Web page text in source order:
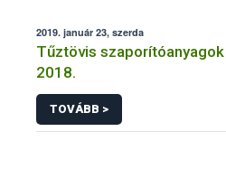
2019. január 23, szerda
Tűztövis
2018.
TOVÁBB >